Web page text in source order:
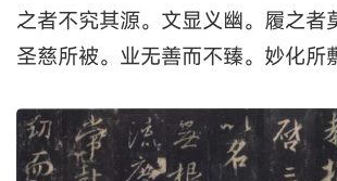
之者不究其源。文显义幽。履之者
圣慈所被。业无善而不臻。妙化所